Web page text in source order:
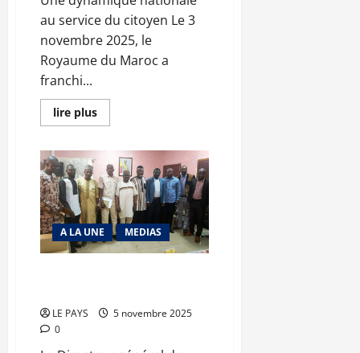
au service du citoyen Le 3
novembre 2025, le
Royaume du Maroc a
franchi...
lire plusEn
savoir
Maroc
inaugure
deux
pôles
hospitaliers
d’excellence
à
Rabat
et
A LA UNE MEDIAS
LE PAYS
5 novembre 2025
0